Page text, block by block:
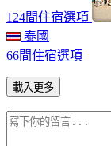
124間住宿選項
泰國
66間住宿選項
載入更多